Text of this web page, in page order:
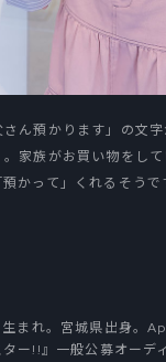
ん預かります」の文
家族がお買い物をし
かって」くれるそうで
まれ。宮城県出身。
ー!!』一般公募オーデ